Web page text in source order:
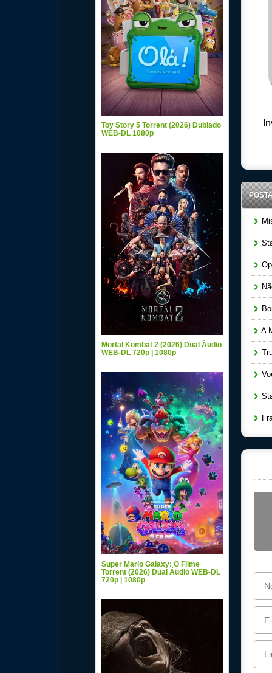
A
Toy Story 5 Torrent (2026) Dublado
WEB-DL 1080p
Mortal Kombat 2 (2026) Dual Áudio
WEB-DL 720p | 1080p
Super Mario Galaxy: O Filme
Torrent (2026) Dual Áudio WEB-DL
720p | 1080p